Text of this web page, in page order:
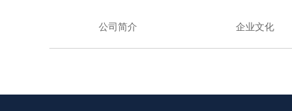
公司简介 企业文化